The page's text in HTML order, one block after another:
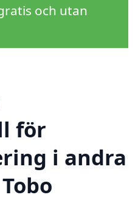
och utan
för
i andra